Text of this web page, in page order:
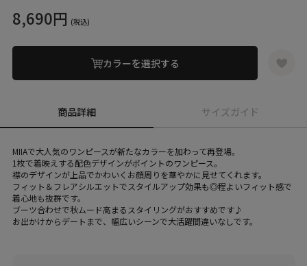
8,690円 (税込)
カラーを選択する
商品詳細 サイズガイド
MIIAで大人気のワンピースが新たなカラーを加わって再登場。
1枚で着映えする配色デザインがポイントのワンピース。
襟のデザインが上品でかわいくお顔周りを華やかに見せてくれます。
フィット＆フレアシルエットでスタイルアップ効果も◎程よいフィット感で
着心地も抜群です。
ブーツ合わせで秋ムード高まるスタイリングがおすすめです♪
お出かけからデートまで、幅広いシーンで大活躍間違いなしです。